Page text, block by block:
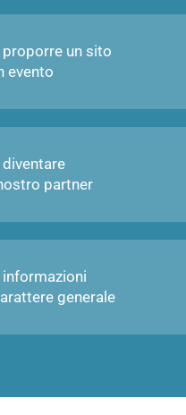
proporre un sito
evento
diventare
partner
informazioni
generale